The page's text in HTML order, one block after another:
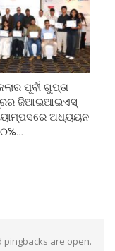
ପୂର୍ବୀ ଗୁପ୍ତା
ଜିଆଇଆଇଏସ୍
ଅଧ୍ୟୟନ
pingbacks are open.